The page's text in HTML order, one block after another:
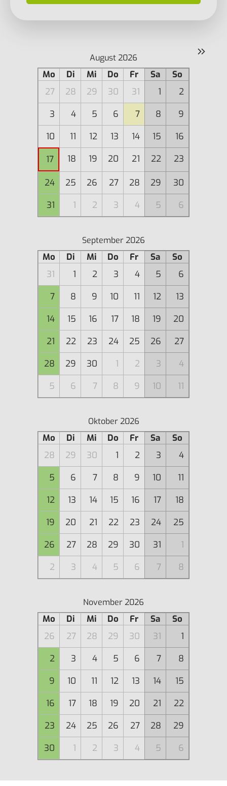
»
August 2026
Mo Di Mi Do Fr Sa
So
27
28 29 30 31 1
2
3
4 5 6 7 8
9
10
11 12 13 14 15
16
17
18 19 20 21 22 23
24 25 26 27 28 29
30
31
1 2 3 4 5 6
September 2026
Mo Di Mi Do Fr Sa
So
31
1 2 3 4 5
6
7
8 9 10 11 12
13
14
15 16 17 18 19
20
21
22 23 24 25 26
27
28
29 30 1 2 3
4
5
6 7 8 9 10 11
Oktober 2026
Mo Di Mi Do Fr Sa
So
28
29 30 1 2 3
4
5
6 7 8 9 10
11
12
13 14 15 16 17
18
19
20 21 22 23 24
25
26
27 28 29 30 31
1
2
3 4 5 6 7 8
November 2026
Mo Di Mi Do Fr Sa
So
26
27 28 29 30 31
1
2
3 4 5 6 7
8
9
10 11 12 13 14
15
16
17 18 19 20 21
22
23
24 25 26 27 28
29
30
1 2 3 4 5 6